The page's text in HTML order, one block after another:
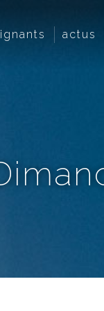
actus